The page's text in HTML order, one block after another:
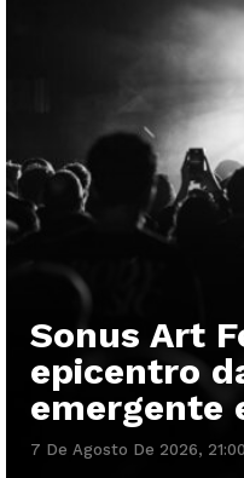
Sonus Art
epicentro
emergente
7 De Agosto De 2026,